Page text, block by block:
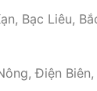
Bạc Liêu,
Điện